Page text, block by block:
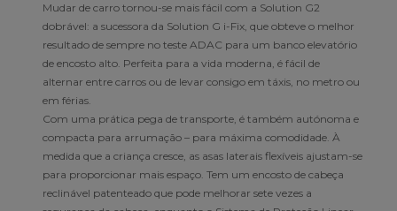
Mudar de carro tornou-se mais fácil com a Solution G2
dobrável: a sucessora da Solution G i-Fix, que obteve o melhor
resultado de sempre no teste ADAC para um banco elevatório
de encosto alto. Perfeita para a vida moderna, é fácil de
alternar entre carros ou de levar consigo em táxis, no metro ou
em férias.
Com uma prática pega de transporte, é também autónoma e
compacta para arrumação – para máxima comodidade. À
medida que a criança cresce, as asas laterais flexíveis ajustam-se
para proporcionar mais espaço. Tem um encosto de cabeça
reclinável patenteado que pode melhorar sete vezes a